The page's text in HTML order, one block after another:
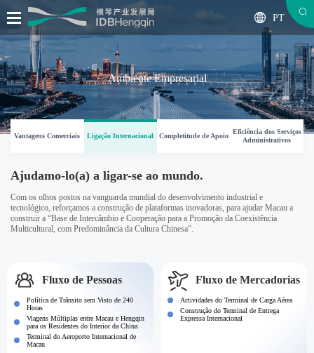
PT
Ambiente Empresarial
Vantagens Comerciais Ligação Internacional Completitude de Apoio
Eficiência dos Serviços
Administrativos
Ajudamo-lo(a) a ligar-se ao mundo.
Com os olhos postos na vanguarda mundial do desenvolvimento industrial e
tecnológico, reforçamos a construção de plataformas inovadoras, para ajudar Macau a
construir a “Base de Intercâmbio e Cooperação para a Promoção da Coexistência
Multicultural, com Predominância da Cultura Chinesa”.
Fluxo de Pessoas
Política de Trânsito sem Visto de 240
Horas
Viagens Múltiplas entre Macau e Hengqin
para os Residentes do Interior da China
Terminal do Aeroporto Internacional de
Macau
Fluxo de Mercadorias
Actividades do Terminal de Carga Aérea
Construção do Terminal de Entrega
Expressa Internacional